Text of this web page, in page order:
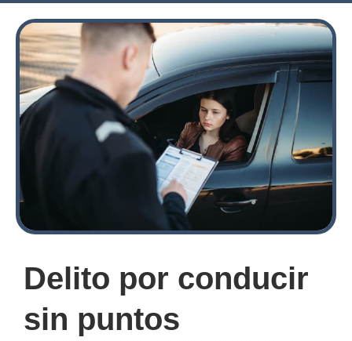
Delito por conducir
sin puntos